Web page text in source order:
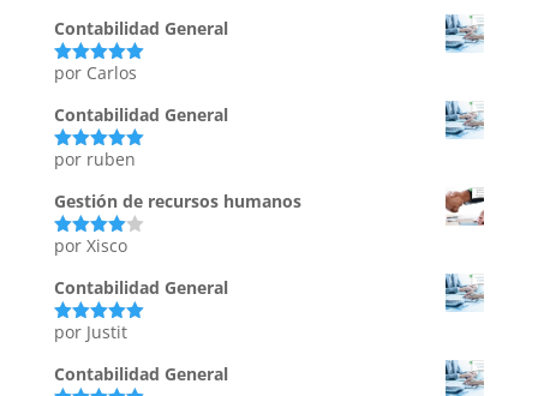
Contabilidad General
Valorado
por Carlos
Contabilidad General
Valorado
por ruben
Gestión de recursos humanos
Valorado
5
por Xisco
Contabilidad General
Valorado
por Justit
Contabilidad General